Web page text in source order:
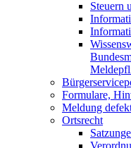
Steuern
Formulare,
Meldung
Ortsrecht